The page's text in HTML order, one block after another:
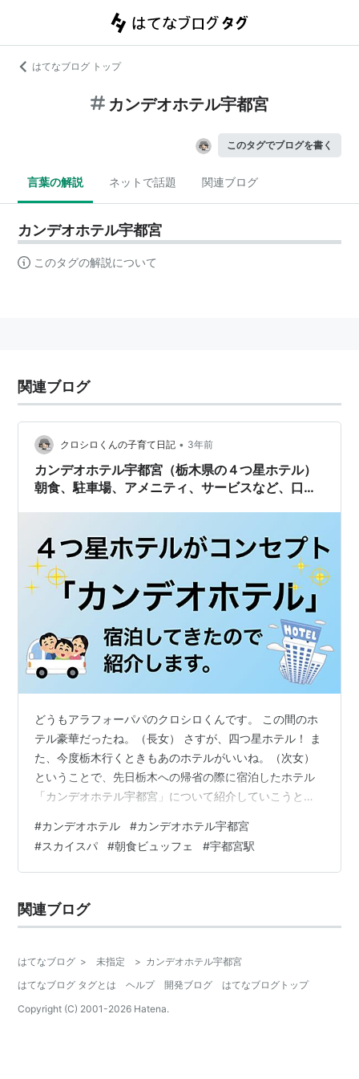
はてなブログ トップ
カンデオホテル宇都宮
このタグでブログを書く
言葉の解説 ネットで話題 関連ブログ
カンデオホテル宇都宮
このタグの解説について
関連ブログ
クロシロくんの子育て日記 • 3年前
カンデオホテル宇都宮（栃木県の４つ星ホテル）
朝食、駐車場、アメニティ、サービスなど、口コ
どうもアラフォーパパのクロシロくんです。 この間のホ
テル豪華だったね。（長女） さすが、四つ星ホテル！ ま
た、今度栃木行くときもあのホテルがいいね。（次女）
ということで、先日栃木への帰省の際に宿泊したホテル
「カンデオホテル宇都宮」について紹介していこうと思
星ホテルです。 我が家も初めて宿泊するホテルでした。
昨年の夏にOPENし、最新の設備を備えた四つ星ホテルと
いうことで、宿泊を決めました。 多くの人にも紹介した
てください。 カンデオホテル 施設の様子 朝食について
駐車場について まとめ カ…
#カンデオホテル #カンデオホテル宇都宮
#スカイスパ #朝食ビュッフェ #宇都宮駅
関連ブログ
はてなブログ > 未指定 > カンデオホテル宇都宮
はてなブログ タグとは
ヘルプ 開発ブログ
はてなブログトップ
Copyright (C) 2001-2026 Hatena.